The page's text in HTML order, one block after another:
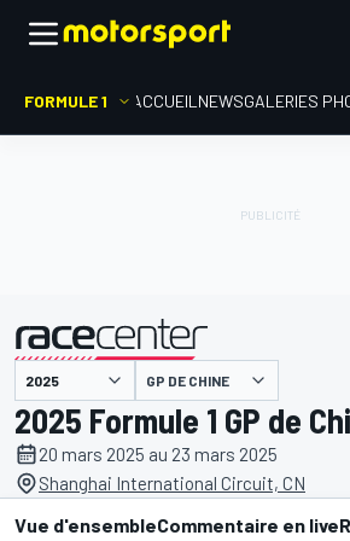
FORMULE 1 ACCUEIL NEWSGALERIES
présenté par GP DE CHINE
2025 Formule 1 GP de
20 mars 2025 au 23 mars 2025
Shanghai International Circuit, CN
Vue d'ensembleCommentaire en live